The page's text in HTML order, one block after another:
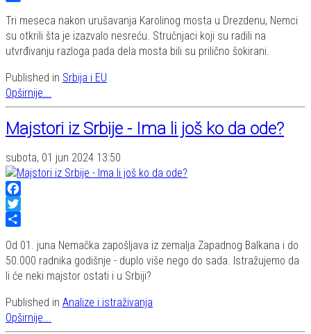
Tri meseca nakon urušavanja Karolinog mosta u Drezdenu, Nemci
su otkrili šta je izazvalo nesreću. Stručnjaci koji su radili na
utvrđivanju razloga pada dela mosta bili su prilično šokirani.
Published in Srbija i EU
Opširnije...
Majstori iz Srbije - Ima li još ko da ode?
subota, 01 jun 2024 13:50
Facebook
Twitter
Od 01. juna Nemačka zapošljava iz zemalja Zapadnog Balkana i do
50.000 radnika godišnje - duplo više nego do sada. Istražujemo da
li će neki majstor ostati i u Srbiji?
Published in Analize i istraživanja
Opširnije...